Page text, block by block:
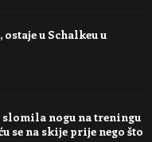
u Schalkeu u
nogu na treningu
se na skije prije nego što